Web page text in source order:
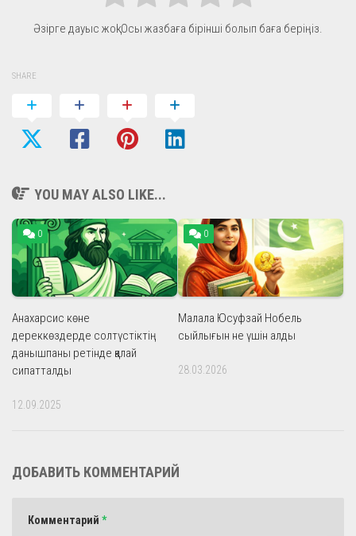
Әзірге дауыс жоқ! Осы жазбаға бірінші болып баға беріңіз.
SHARE
YOU MAY ALSO LIKE...
0
Анахарсис көне
дереккөздерде солтүстіктің
данышпаны ретінде қалай
сипатталды
12.09.2025
0
Малала Юсуфзай Нобель
сыйлығын не үшін алды
28.03.2026
ДОБАВИТЬ КОММЕНТАРИЙ
Комментарий *